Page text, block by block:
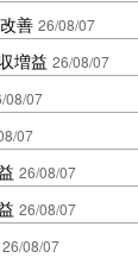
善 26/08/07
増益 26/08/07
08/07
07
26/08/07
26/08/07
26/08/07